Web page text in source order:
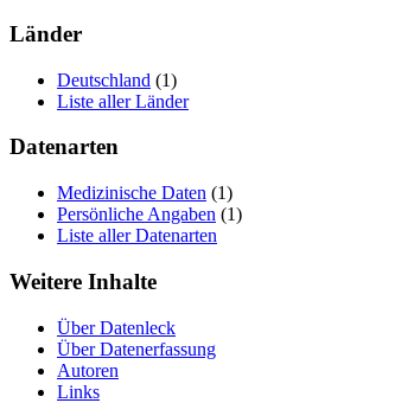
Länder
Deutschland (1)
Liste aller Länder
Datenarten
Medizinische Daten (1)
Persönliche Angaben (1)
Liste aller Datenarten
Weitere Inhalte
Über Datenleck
Über Datenerfassung
Autoren
Links